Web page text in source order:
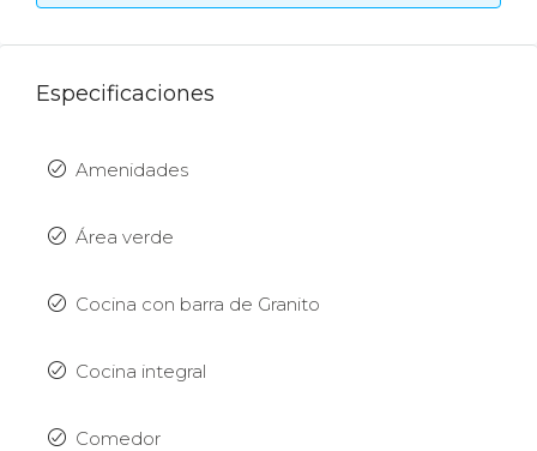
Especificaciones
Amenidades
Área verde
Cocina con barra de Granito
Cocina integral
Comedor